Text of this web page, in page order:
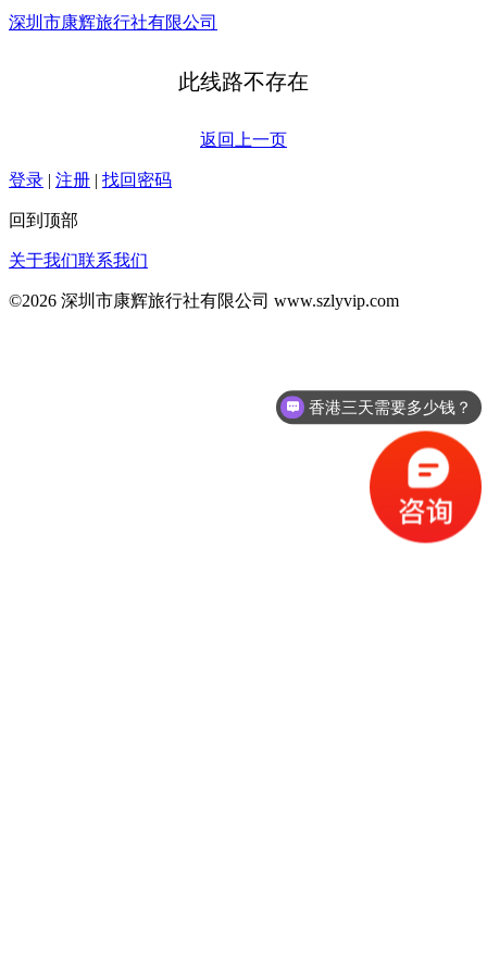
深圳市康辉旅行社有限公司
此线路不存在
返回上一页
登录 | 注册 | 找回密码
回到顶部
关于我们联系我们
©2026 深圳市康辉旅行社有限公司 www.szlyvip.com
香港三天需要多少钱？